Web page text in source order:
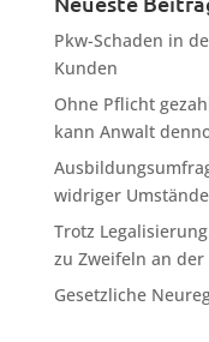
Pkw-Schaden in
Kunden
Ohne Pflicht
kann Anwalt
widriger
Trotz
zu Zweifeln an
Gesetzliche